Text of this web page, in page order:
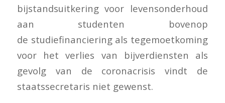
bijstandsuitkering voor levensonderhoud
aan studenten bovenop
de studiefinanciering als tegemoetkoming
voor het verlies van bijverdiensten als
gevolg van de coronacrisis vindt de
staatssecretaris niet gewenst.